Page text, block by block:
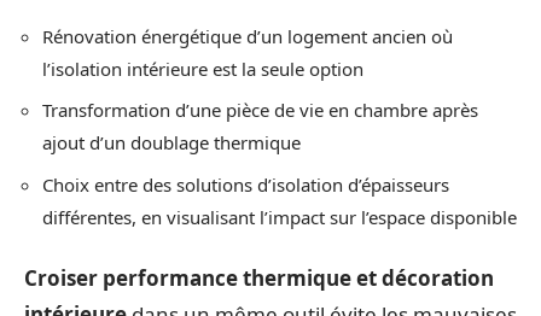
Rénovation énergétique d’un logement ancien où
l’isolation intérieure est la seule option
Transformation d’une pièce de vie en chambre après
ajout d’un doublage thermique
Choix entre des solutions d’isolation d’épaisseurs
différentes, en visualisant l’impact sur l’espace disponible
Croiser performance thermique et décoration